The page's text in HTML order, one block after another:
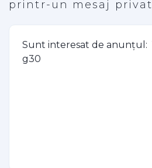
printr-un mesaj privat